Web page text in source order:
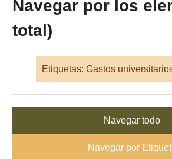
Navegar por los
total)
Etiquetas: Gastos
Navegar todo
Navegar por